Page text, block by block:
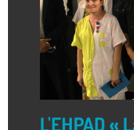
L'EHPAD «